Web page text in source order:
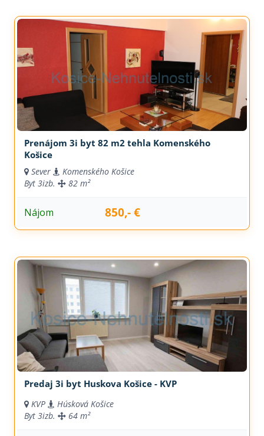
Prenájom 3i byt 82 m2 tehla Komenského
Košice
Sever
Komenského Košice
Byt 3izb. 82 m²
Nájom 850,- €
Predaj 3i byt Huskova Košice - KVP
KVP
Húsková Košice
Byt 3izb. 64 m²